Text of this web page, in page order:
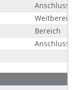
Anschluss
Weitbereich
Bereich
Anschluss